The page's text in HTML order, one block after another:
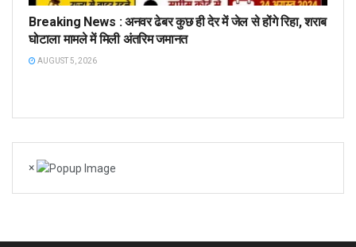
Breaking News : अनवर ढेबर कुछ ही देर में जेल से होंगे रिहा, शराब
घोटाला मामले में मिली अंतरिम जमानत
AUGUST 5, 2026
×